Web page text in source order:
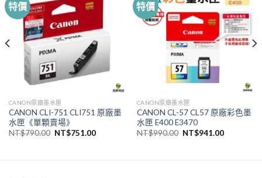
特價
CANON原廠墨水匣
CANON CLI-751 CLI751 原廠墨
水匣《單顆賣場》
NT$790.00 原
NT$751.00目
特價
CANON原廠墨水匣
CANON CL-57 CL57 原廠彩色墨
水匣 E400 E3470
NT$990.00 原
NT$941.00目